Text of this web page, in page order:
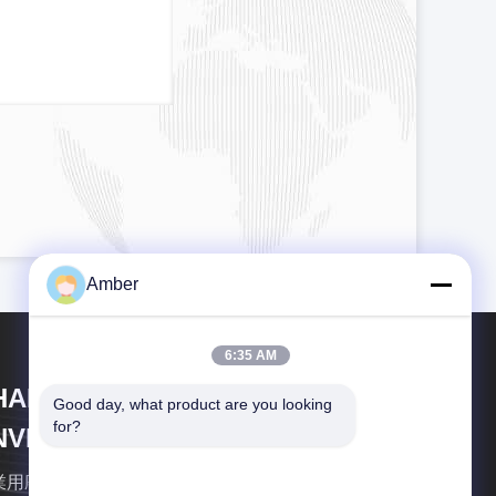
DUBHE
用廃水処理施設や 下水処理施設の設備とソリュー
Amber
6:35 AM
Good day, what product are you looking
for?